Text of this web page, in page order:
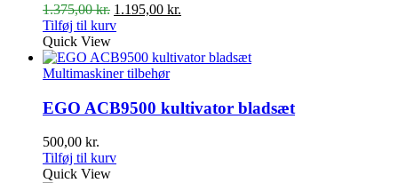
1.375,00kr. Den
oprindelige
var:
1.375,00 kr..
1.195,00 kr.
er:
Tilføj til kurv
Quick View
Multimaskiner tilbehør
EGO ACB9500 kultivator bladsæt
500,00 kr.
Tilføj til kurv
Quick View